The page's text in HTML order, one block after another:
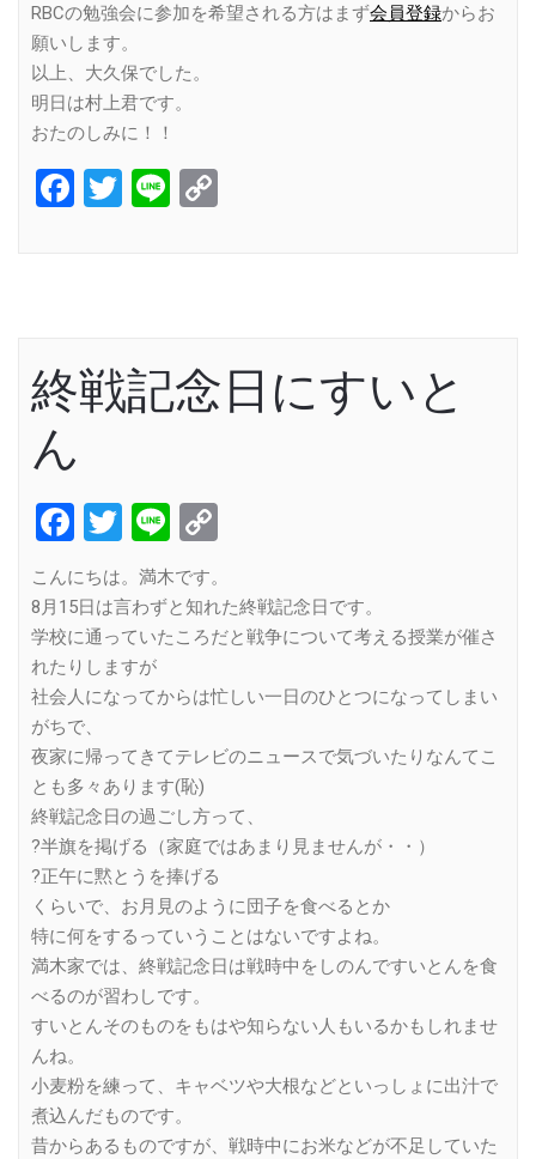
RBCの勉強会に参加を希望される方はまず会員登録からお
願いします。
以上、大久保でした。
明日は村上君です。
おたのしみに！！
Facebook
Twitter
Line
終戦記念日にすいと
ん
Facebook
Twitter
Line
こんにちは。満木です。
8月15日は言わずと知れた終戦記念日です。
学校に通っていたころだと戦争について考える授業が催さ
れたりしますが
社会人になってからは忙しい一日のひとつになってしまい
がちで、
夜家に帰ってきてテレビのニュースで気づいたりなんてこ
とも多々あります(恥)
終戦記念日の過ごし方って、
?半旗を掲げる（家庭ではあまり見ませんが・・）
?正午に黙とうを捧げる
くらいで、お月見のように団子を食べるとか
特に何をするっていうことはないですよね。
満木家では、終戦記念日は戦時中をしのんですいとんを食
べるのが習わしです。
すいとんそのものをもはや知らない人もいるかもしれませ
んね。
小麦粉を練って、キャベツや大根などといっしょに出汁で
煮込んだものです。
昔からあるものですが、戦時中にお米などが不足していた